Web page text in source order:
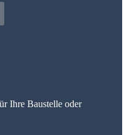
Ihre Baustelle oder